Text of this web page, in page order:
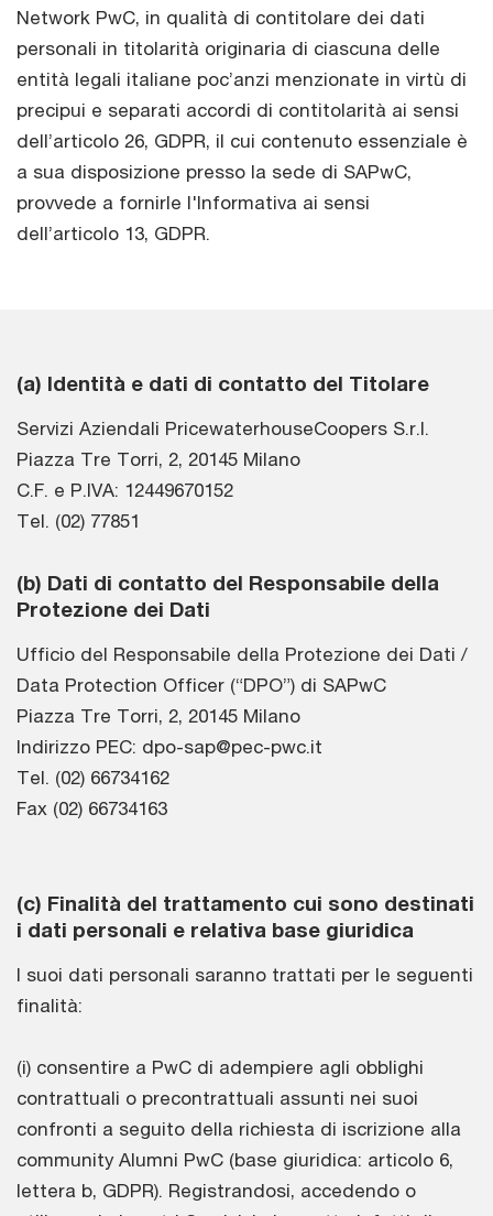
Network PwC, in qualità di contitolare dei dati
personali in titolarità originaria di ciascuna delle
entità legali italiane poc’anzi menzionate in virtù di
precipui e separati accordi di contitolarità ai sensi
dell’articolo 26, GDPR, il cui contenuto essenziale è
a sua disposizione presso la sede di SAPwC,
provvede a fornirle l'Informativa ai sensi
dell’articolo 13, GDPR.
(a) Identità e dati di contatto del Titolare
Servizi Aziendali PricewaterhouseCoopers S.r.l.
Piazza Tre Torri, 2, 20145 Milano
C.F. e P.IVA: 12449670152
Tel. (02) 77851
(b) Dati di contatto del Responsabile della
Protezione dei Dati
Ufficio del Responsabile della Protezione dei Dati /
Data Protection Officer (“DPO”) di SAPwC
Piazza Tre Torri, 2, 20145 Milano
Indirizzo PEC: dpo-sap@pec-pwc.it
Tel. (02) 66734162
Fax (02) 66734163
(c) Finalità del trattamento cui sono destinati
i dati personali e relativa base giuridica
I suoi dati personali saranno trattati per le seguenti
finalità:
(i) consentire a PwC di adempiere agli obblighi
contrattuali o precontrattuali assunti nei suoi
confronti a seguito della richiesta di iscrizione alla
community Alumni PwC (base giuridica: articolo 6,
lettera b, GDPR). Registrandosi, accedendo o